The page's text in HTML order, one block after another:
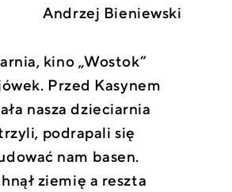
Andrzej Bieniewski
kino „Wostok”
Przed Kasynem
nasza dzieciarnia
podrapali się
nam basen.
ziemię a reszta